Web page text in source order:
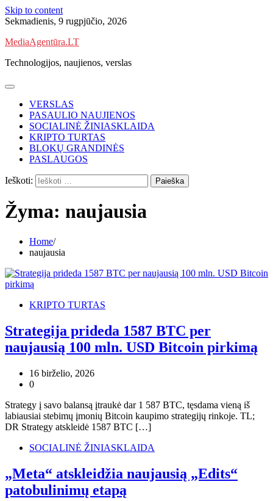
Skip to content
Sekmadienis, 9 rugpjūčio, 2026
MediaAgentūra.LT
Technologijos, naujienos, verslas
VERSLAS
PASAULIO NAUJIENOS
SOCIALINĖ ŽINIASKLAIDA
KRIPTO TURTAS
BLOKŲ GRANDINĖS
PASLAUGOS
Ieškoti:
Žyma: naujausia
Home
naujausia
KRIPTO TURTAS
Strategija prideda 1587 BTC per
naujausią 100 mln. USD Bitcoin pirkimą
16 birželio, 2026
0
Strategy į savo balansą įtraukė dar 1 587 BTC, tęsdama vieną iš
labiausiai stebimų įmonių Bitcoin kaupimo strategijų rinkoje. TL;
DR Strategy atskleidė 1587 BTC […]
SOCIALINĖ ŽINIASKLAIDA
„Meta“ atskleidžia naujausią „Edits“
patobulinimų etapą